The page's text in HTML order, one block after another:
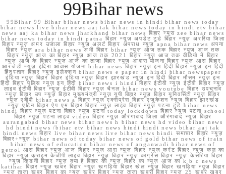
99Bihar news
99Bihar 99 Bihar bihar news bihar news in hindi bihar news today
bihar news live bihar news aaj tak bihar news today in hindi etv bihar
news aaj ka bihar news jharkhand bihar news बिहार न्यूस zee bihar news
bihar news today in hindi patna बिहार न्यूज़ अपडेट टुडे बिहार न्यूज़ अररिया जिला
बिहार न्यूज़ अमर उजाला बिहार न्यूज़ अलर्ट बिहार अपराध न्यूज़ apna bihar news अपना
बिहार न्यूज़ ara bihar news अभी बिहार bihar न्यूज़ आज तक बिहार न्यूज़ आज तक
बिहार न्यूज़ आज का बिहार न्यूज़ आज तक 2021 बिहार न्यूज़ आज तक वीडियो में बिहार
न्यूज़ आज के बिहार न्यूज़ आज का ताजा बिहार न्यूज़ आवास योजना बिहार न्यूज़ आरा बिहार
आरजेडी न्यूज़ इंदिरा आवास योजना bihar news बिहार न्यूज़ इन हिंदी बिहार न्यूज़ इन हिंदी
हिंदुस्तान बिहार न्यूज़ इलेक्शन bihar news e paper in hindi bihar newspaper
इंडिया न्यूज़ बिहार बिहार इंडिया न्यूज़ बिहार झारखंड न्यूज़ इन हिंदी बिहार मौसम न्यूज़ इन
हिंदी बिहार पुलिस न्यूज़ इन हिंदी bihar news i hindi बिहार ईटीवी न्यूज़ ईटीवी बिहार न्यूज़
लाइव ईटीवी बिहार न्यूज़ ईटीवी बिहार न्यूज़ चैनल bihar news youtube बिहार उपचुनाव
न्यूज़ बिहार उप न्यूज़ बिहार मुख्यमंत्री न्यूज़ यूपी बिहार न्यूज़ बिहार यूनिवर्सिटी न्यूज़ बिहार
न्यूज़ एबीपी bihar news a बिहार न्यूज़ एक्सप्रेस बिहार एजुकेशन न्यूज़ बिहार झारखंड
न्यूज़ एटिन बिहार ऐप एम बिहार बिहार न्यूज़ लाइव बिहार न्यूज़ पटना टुडे bihar news
hindi बिहार न्यूज़ पटना बिहार न्यूज़ पटना today lockdown बिहार न्यूज़ पटना school
बिहार न्यूज़ पटना लाइव video बिहार न्यूज़ औरंगाबाद जिला औरंगाबाद न्यूज़ बिहार
aurangabad bihar news bihar news h bihar news hd video bihar news
hd hindi news /bihar etv bihar news hindi hindi news bihar aaj tak
hindi news बिहार live bihar news live bihar news hindi समाचार बिहार न्यूज़
बिहार+न्यूज़ bihar news of today bihar news of gold bihar news of train
bihar news of education bihar news of anganwadi bihar news of
petrol आरा बिहार न्यूज़ आज बिहार न्यूज़ आरा न्यूज़ बिहार न्यूज़ करंट बिहार न्यूज़ कल का
बिहार न्यूज़ क्राइम केजीपी लाइव बिहार न्यूज़ बिहार न्यूज़ कांग्रेस बिहार न्यूज़ केसरिया बिहार
न्यूज़ किडनी बिहार न्यूज़ क्या है बिहार की न्यूज़ बिहार का न्यूज़ आज का k b c news
katihar बिहार न्यूज़ खबर बिहार न्यूज़ खगड़िया बिहार खेल न्यूज़ बिहार खगड़िया न्यूज़ बिहार
न्यूज़ ताजा खबर बिहार का न्यूज़ खबर बिहार न्यूज़ ताजा खबरी बिहार न्यूज़ 25 खबर खबर